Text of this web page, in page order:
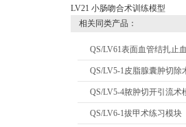
LV21 小肠吻合术训练模型
相关同类产品：
QS/LV61表面血管结扎止
QS/LV5-1皮脂腺囊肿切除
QS/LV5-4脓肿切开引流术
QS/LV6-1拔甲术练习模块